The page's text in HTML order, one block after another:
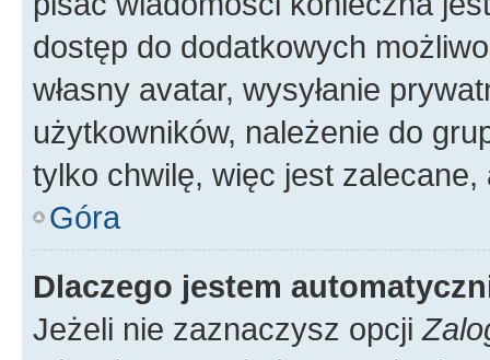
dostęp do dodatkowych
własny avatar, wysyłanie
użytkowników, należenie do
tylko chwilę, więc jest zalecane,
Góra
Dlaczego jestem
Jeżeli nie zaznaczysz opcji